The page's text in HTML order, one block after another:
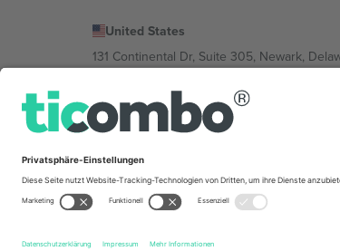
United States
131 Continental Dr, Suite 305, Newark,
Bulgaria
Regus Sofia City West, bul Totleben 53-55,
Mexico
Av Chapultepec 360, Roma Norte,
im Impressum und in den Allgemeinen